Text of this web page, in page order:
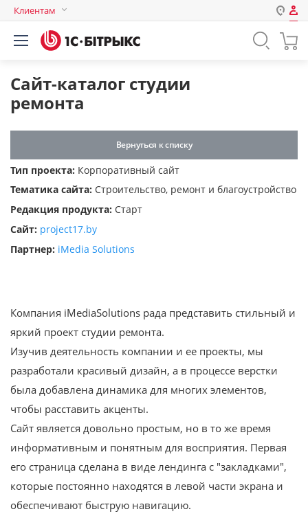
Клиентам
Авторизация
Пароль
Запомнить меня на этом
компьютере
Сайт-каталог студии
ремонта
Вернуться к списку
Тип проекта: Корпоративный сайт
Тематика сайта: Строительство, ремонт и благоустройство
Редакция продукта: Старт
Сайт: project17.by
Партнер: iMedia Solutions
Компания iMediaSolutions рада представить стильный и
яркий проект студии ремонта.
Изучив деятельность компании и ее проекты, мы
разработали красивый дизайн, а в процессе верстки
была добавлена динамика для многих элементов,
чтобы расставить акценты.
Сайт является довольно простым, но в то же время
информативным и понятным для восприятия. Первая
его страница сделана в виде лендинга с "закладками",
которые постоянно находятся в левой части экрана и
обеспечивают быструю навигацию.